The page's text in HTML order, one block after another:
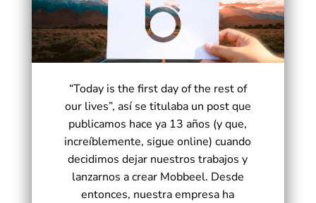
“Today is the first day of the rest of
our lives”, así se titulaba un post que
publicamos hace ya 13 años (y que,
increíblemente, sigue online) cuando
decidimos dejar nuestros trabajos y
lanzarnos a crear Mobbeel. Desde
entonces, nuestra empresa ha